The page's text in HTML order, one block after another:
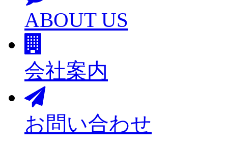
ABOUT US
会社案内
お問い合わせ